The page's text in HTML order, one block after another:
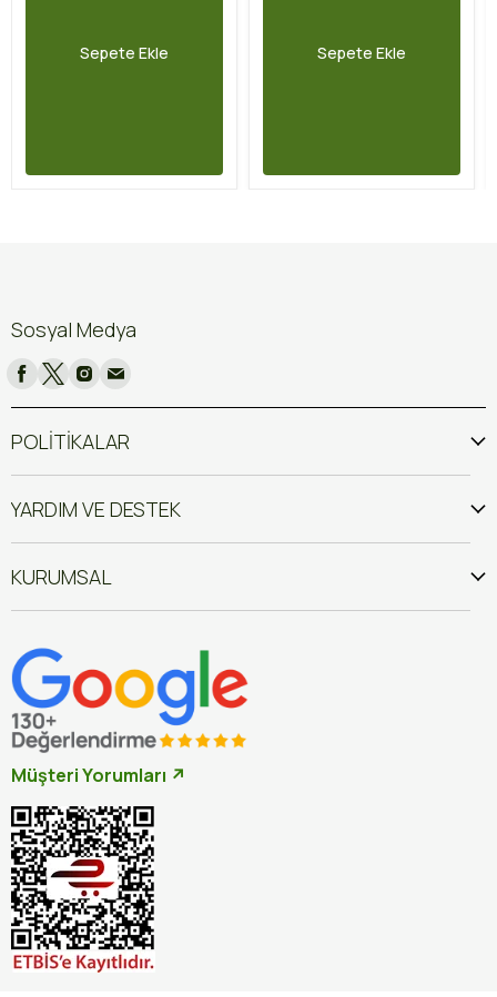
Sepete Ekle Sepete Ekle
Sosyal Medya
POLİTİKALAR
YARDIM VE DESTEK
KURUMSAL
Müşteri Yorumları ↗